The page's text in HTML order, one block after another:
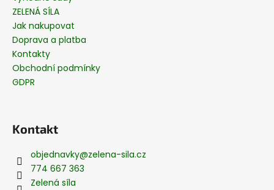
ZELENÁ SÍLA
Jak nakupovat
Doprava a platba
Kontakty
Obchodní podmínky
GDPR
Kontakt
objednavky@zelena-sila.cz
774 667 363
Zelená síla